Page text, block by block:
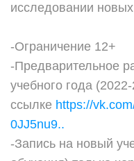
исследовании
-Ограничение 12+
-Предварительное
учебного года
ссылке https://
0JJ5nu9..
-Запись на новый